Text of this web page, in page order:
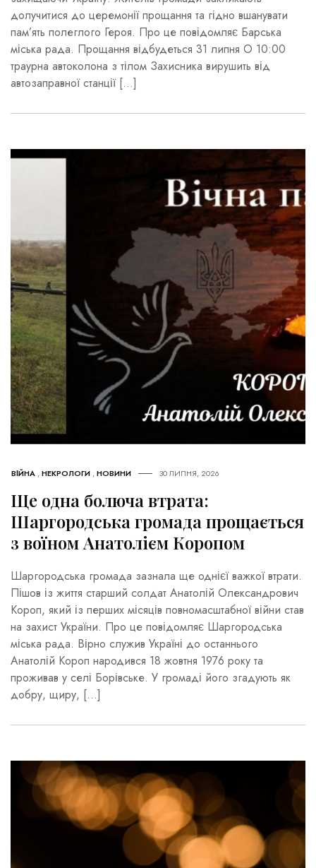
долучитися до церемонії прощання та гідно вшанувати
пам’ять полеглого Героя. Про це повідомляє Барська
міська рада. Прощання відбудеться 31 липня О 10:00
траурна автоколона з тілом Захисника вирушить від
автозаправної станції […]
ВІЙНА ,НЕКРОЛОГИ ,НОВИНИ 30 ЛИПНЯ, 2026
Ще одна болюча втрата:
Шаргородська громада прощається
з воїном Анатолієм Коропом
Шаргородська громада зазнала ще однієї важкої втрати.
Пішов із життя старший солдат Анатолій Олександрович
Короп, який із перших місяців повномасштабної війни став
на захист України. Про це повідомляє Шаргородська
міська рада. Вірно служив Україні до останнього
Анатолій Короп народився 18 жовтня 1976 року та
проживав у селі Борівське. У громаді його згадують як
добру, щиру, […]